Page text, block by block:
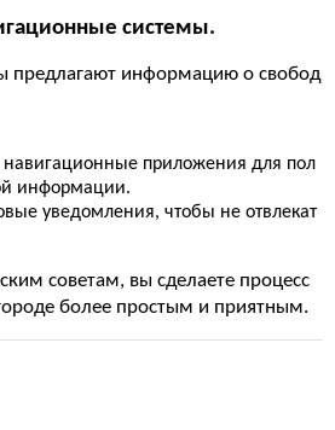
системы.
предлагают информацию о свобод
приложения для пол
информации.
уведомления, чтобы не отвлекат
советам, вы сделаете процесс
более простым и приятным.